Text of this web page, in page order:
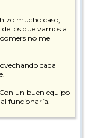
mucho caso,
los que vamos a
no me
cada
un buen equipo
funcionaría.
humano del